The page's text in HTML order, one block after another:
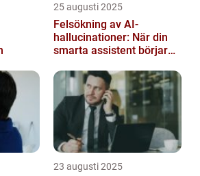
25 augusti 2025
Felsökning av AI-
hallucinationer: När din
smarta assistent börjar
23 augusti 2025